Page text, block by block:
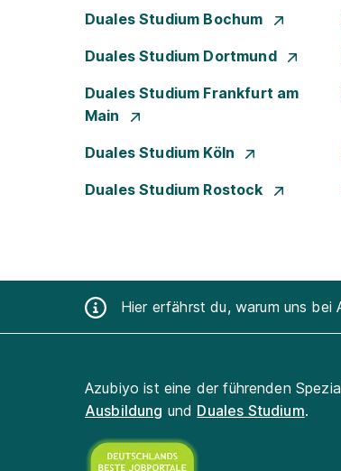
Duales Studium Bochum
Duales Studium Dortmund
Duales Studium Frankfurt am
Main
Duales Studium Köln
Duales Studium Rostock
Hier erfährst du, warum uns bei
Azubiyo ist eine der führenden
Ausbildung und Duales Studium.